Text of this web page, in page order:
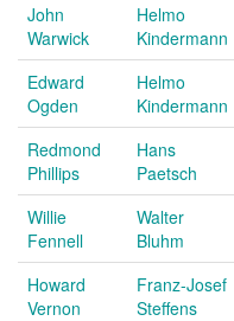
John
Warwick
Helmo
Kindermann
Edward
Ogden
Helmo
Kindermann
Redmond
Phillips
Hans
Paetsch
Willie
Fennell
Walter
Bluhm
Howard
Vernon
Franz-Josef
Steffens